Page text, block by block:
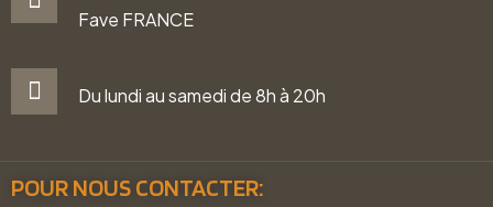
Fave FRANCE
Du lundi au samedi de 8h à 20h
POUR NOUS CONTACTER: